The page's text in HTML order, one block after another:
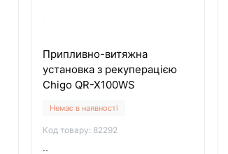
Припливно-витяжна
установка з рекуперацією
Chigo QR-X100WS
Немає в наявності
Код товару: 82292
..